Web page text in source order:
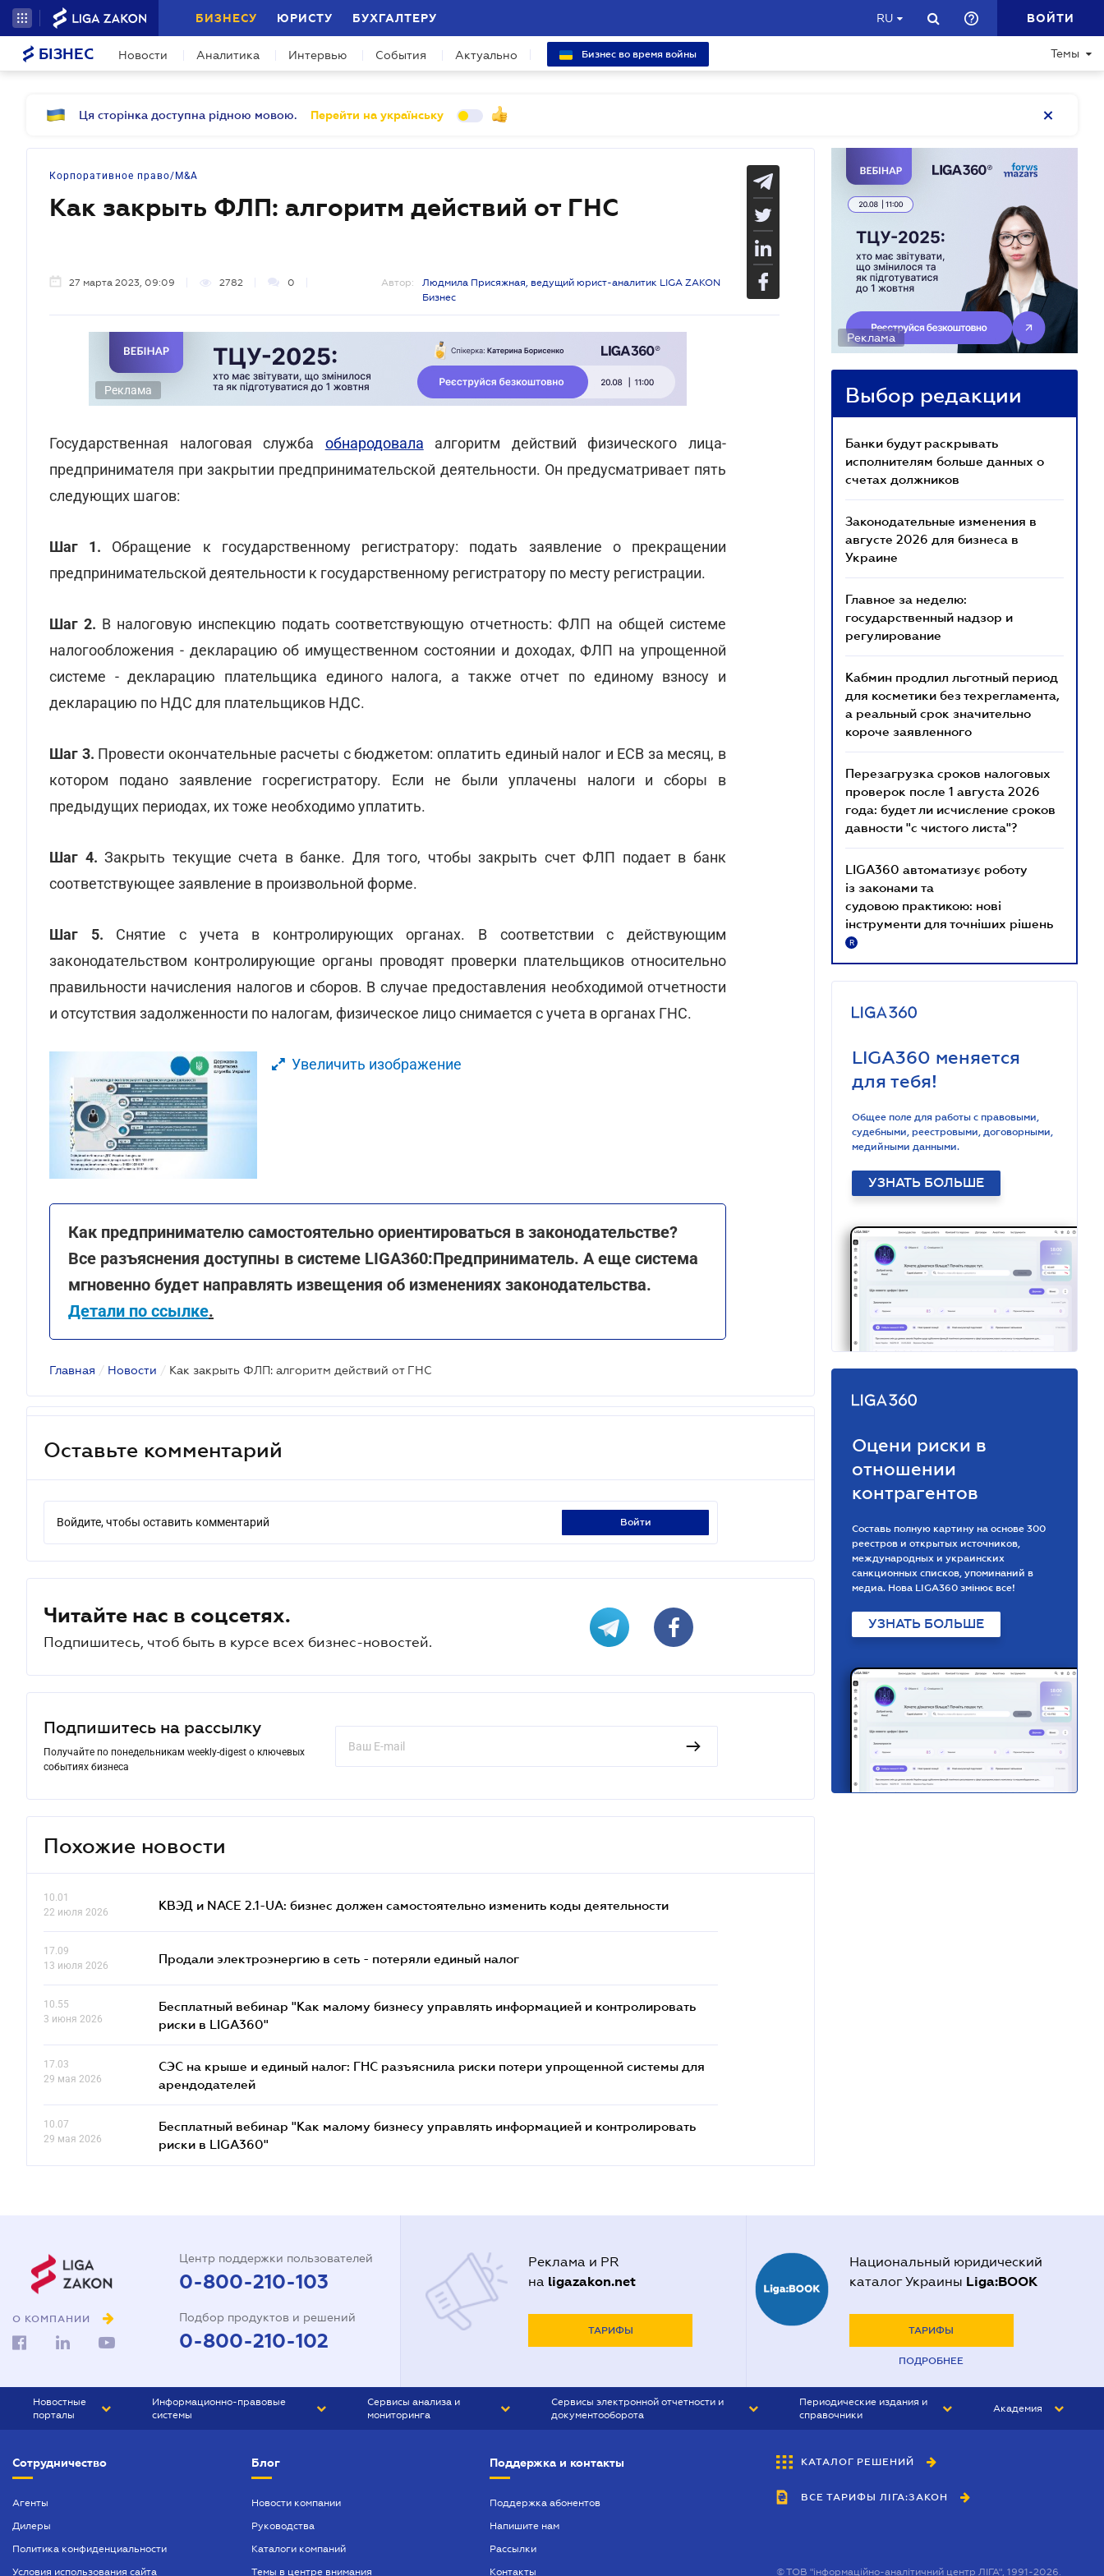
БИЗНЕСУ ЮРИСТУ БУХГАЛТЕРУ RU ВОЙТИ
БІЗНЕС Новости Аналитика Интервью События Актуально Бизнес во время войны Темы
Ця сторінка доступна рідною мовою. Перейти на українську
Корпоративное право/M&A
Как закрыть ФЛП: алгоритм действий от ГНС
27 марта 2023, 09:09 2782 0 Автор:
Людмила Присяжная, ведущий юрист-аналитик LIGA ZAKON
Бизнес
Реклама
Государственная налоговая служба обнародовала алгоритм действий физического лица-
предпринимателя при закрытии предпринимательской деятельности. Он предусматривает пять
следующих шагов:
Шаг 1. Обращение к государственному регистратору: подать заявление о прекращении
предпринимательской деятельности к государственному регистратору по месту регистрации.
Шаг 2. В налоговую инспекцию подать соответствующую отчетность: ФЛП на общей системе
налогообложения - декларацию об имущественном состоянии и доходах, ФЛП на упрощенной
системе - декларацию плательщика единого налога, а также отчет по единому взносу и
декларацию по НДС для плательщиков НДС.
Шаг 3. Провести окончательные расчеты с бюджетом: оплатить единый налог и ЕСВ за месяц, в
котором подано заявление госрегистратору. Если не были уплачены налоги и сборы в
предыдущих периодах, их тоже необходимо уплатить.
Шаг 4. Закрыть текущие счета в банке. Для того, чтобы закрыть счет ФЛП подает в банк
соответствующее заявление в произвольной форме.
Шаг 5. Снятие с учета в контролирующих органах. В соответствии с действующим
законодательством контролирующие органы проводят проверки плательщиков относительно
правильности начисления налогов и сборов. В случае предоставления необходимой отчетности
и отсутствия задолженности по налогам, физическое лицо снимается с учета в органах ГНС.
Увеличить изображение
Как предпринимателю самостоятельно ориентироваться в законодательстве?
Все разъяснения доступны в системе LIGA360:Предприниматель. А еще система
мгновенно будет направлять извещения об изменениях законодательства.
Детали по ссылке.
Главная / Новости / Как закрыть ФЛП: алгоритм действий от ГНС
Оставьте комментарий
Войдите, чтобы оставить комментарий войти
Читайте нас в соцсетях.
Подпишитесь, чтоб быть в курсе всех бизнес-новостей.
Подпишитесь на рассылку
Получайте по понедельникам weekly-digest о ключевых
событиях бизнеса
Похожие новости
10.01
22 июля 2026
КВЭД и NACE 2.1-UA: бизнес должен самостоятельно изменить коды деятельности
17.09
13 июля 2026
Продали электроэнергию в сеть - потеряли единый налог
10.55
3 июня 2026
Бесплатный вебинар "Как малому бизнесу управлять информацией и контролировать
риски в LIGA360"
17.03
29 мая 2026
СЭС на крыше и единый налог: ГНС разъяснила риски потери упрощенной системы для
арендодателей
10.07
29 мая 2026
Бесплатный вебинар "Как малому бизнесу управлять информацией и контролировать
риски в LIGA360"
Реклама
Выбор редакции
Банки будут раскрывать
исполнителям больше данных о
счетах должников
Законодательные изменения в
августе 2026 для бизнеса в
Украине
Главное за неделю:
государственный надзор и
регулирование
Кабмин продлил льготный период
для косметики без техрегламента,
а реальный срок значительно
короче заявленного
Перезагрузка сроков налоговых
проверок после 1 августа 2026
года: будет ли исчисление сроков
давности "с чистого листа"?
LIGA360 автоматизує роботу
із законами та
судовою практикою: нові
інструменти для точніших рішень
R
LIGA360 меняется
для тебя!
Общее поле для работы с правовыми,
судебными, реестровыми, договорными,
медийными данными.
УЗНАТЬ БОЛЬШЕ
Оцени риски в
отношении
контрагентов
Составь полную картину на основе 300
реестров и открытых источников,
международных и украинских
санкционных списков, упоминаний в
медиа. Нова LIGA360 змінює все!
УЗНАТЬ БОЛЬШЕ
О КОМПАНИИ
Центр поддержки пользователей
0-800-210-103
Подбор продуктов и решений
0-800-210-102
Реклама и PR
на ligazakon.net
ТАРИФЫ
Национальный юридический
каталог Украины Liga:BOOK
ТАРИФЫ
ПОДРОБНЕЕ
Новостные
порталы
БИЗНЕС
Информационно-правовые
системы
БУХГАЛТЕР ПРОФ
ЮРИСТ ПРОФ
Сервисы анализа и
мониторинга
Сервисы электронной отчетности и
документооборота
Периодические издания и
справочники
ВЕСТНИК МСФО
Академия
Сотрудничество
Агенты
Дилеры
Политика конфиденциальности
Условия использования сайта
Блог
Новости компании
Руководства
Каталоги компаний
Темы в центре внимания
Поддержка и контакты
Поддержка абонентов
Напишите нам
Рассылки
Контакты
КАТАЛОГ РЕШЕНИЙ
ВСЕ ТАРИФЫ ЛІГА:ЗАКОН
©ТОВ "інформаційно-аналітичний центр ЛІГА", 1991-2026.